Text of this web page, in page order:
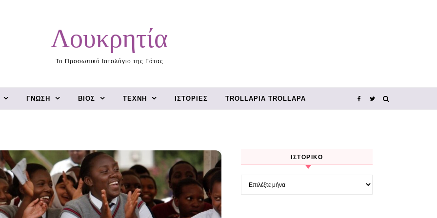
Λουκρητία
Το Προσωπικό Ιστολόγιο της Γάτας
ΓΝΏΣΗ ΒΊΟΣ ΤΈΧΝΗ ΙΣΤΟΡΊΕΣ TROLLΑΡΊΑ TROLLΑΡΆ
ΙΣΤΟΡΙΚΌ
Ιστορικό